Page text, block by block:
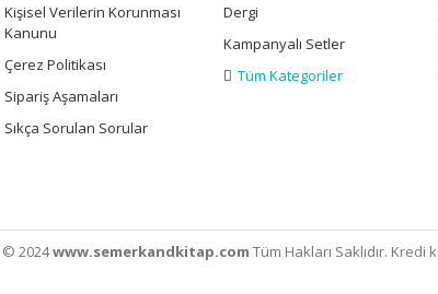
Kişisel Verilerin Korunması
Kanunu
Çerez Politikası
Sipariş Aşamaları
Sıkça Sorulan Sorular
Dergi
Kampanyalı Setler
Tüm Kategoriler
© 2024www.semerkandkitap.com Tüm Hakları Saklıdır. Kredi